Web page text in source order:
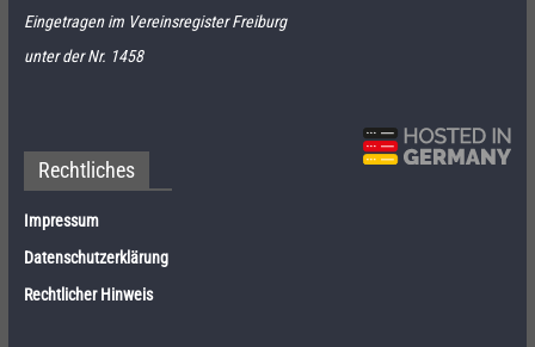
Eingetragen im Vereinsregister Freiburg
unter der Nr. 1458
Rechtliches
Impressum
Datenschutzerklärung
Rechtlicher Hinweis